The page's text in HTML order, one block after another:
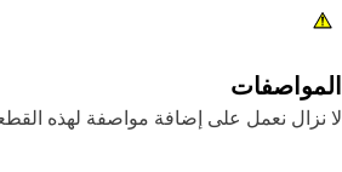
نعمل على إضافة مواصفة لهذه القطعة.